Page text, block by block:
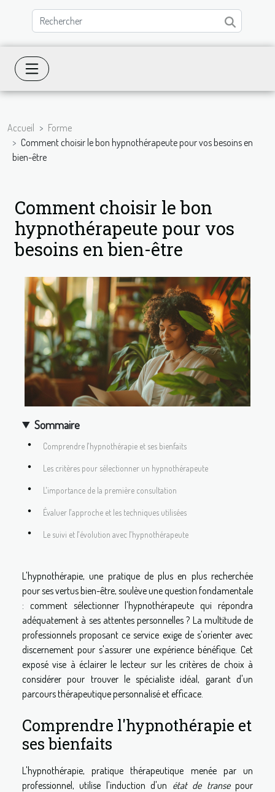
Accueil
Forme
Comment choisir le bon hypnothérapeute pour vos besoins en
bien-être
Comment choisir le bon
hypnothérapeute pour vos
besoins en bien-être
Sommaire
Comprendre l'hypnothérapie et ses bienfaits
Les critères pour sélectionner un hypnothérapeute
L'importance de la première consultation
Évaluer l'approche et les techniques utilisées
Le suivi et l'évolution avec l'hypnothérapeute
L'hypnothérapie, une pratique de plus en plus recherchée
pour ses vertus bien-être, soulève une question fondamentale
: comment sélectionner l'hypnothérapeute qui répondra
adéquatement à ses attentes personnelles ? La multitude de
professionnels proposant ce service exige de s'orienter avec
discernement pour s'assurer une expérience bénéfique. Cet
exposé vise à éclairer le lecteur sur les critères de choix à
considérer pour trouver le spécialiste idéal, garant d'un
parcours thérapeutique personnalisé et efficace.
Comprendre l'hypnothérapie et
ses bienfaits
L'hypnothérapie, pratique thérapeutique menée par un
professionnel, utilise l'induction d'un état de transepour